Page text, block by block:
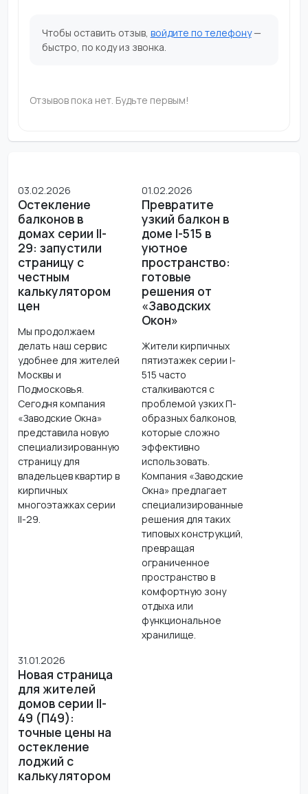
Чтобы оставить отзыв, войдите по телефону—
быстро, по коду из звонка.
Отзывов пока нет. Будьте первым!
03.02.2026
Остекление
балконов в
домах серии II-
29: запустили
страницу с
честным
калькулятором
цен
Мы продолжаем
делать наш сервис
удобнее для жителей
Москвы и
Подмосковья.
Сегодня компания
«Заводские Окна»
представила новую
специализированную
страницу для
владельцев квартир в
кирпичных
многоэтажках серии
II-29.
01.02.2026
Превратите
узкий балкон в
доме I-515 в
уютное
пространство:
готовые
решения от
«Заводских
Окон»
Жители кирпичных
пятиэтажек серии I-
515 часто
сталкиваются с
проблемой узких П-
образных балконов,
которые сложно
эффективно
использовать.
Компания «Заводские
Окна» предлагает
специализированные
решения для таких
типовых конструкций,
превращая
ограниченное
пространство в
комфортную зону
отдыха или
функциональное
хранилище.
31.01.2026
Новая страница
для жителей
домов серии II-
49 (П49):
точные цены на
остекление
лоджий с
калькулятором